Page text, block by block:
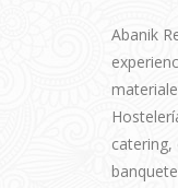
Abanik
catering,